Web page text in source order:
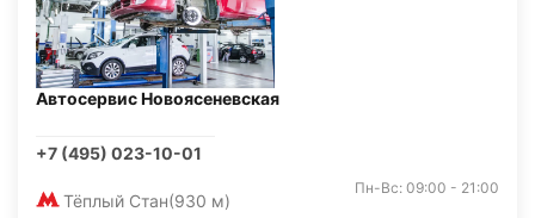
Автосервис Новоясеневская
+7 (495) 023-10-01
Тёплый Стан(930 м)
Пн-Вс: 09:00 - 21:00